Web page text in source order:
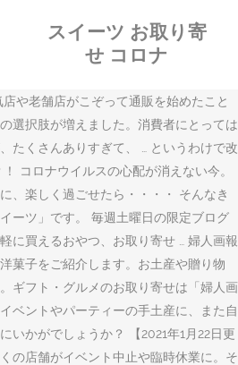
スイーツ お取り寄
せ コロナ
や老舗店がこぞって通販を始めたこと
選択肢が増えました。消費者にとっては
たくさんありすぎて、 … というわけで改
コロナウイルスの心配が消えない今。
、楽しく過ごせたら・・・・ そんなき
ーツ」です。 毎週土曜日の限定ブログ
に買えるおやつ、お取り寄せ … 婦人画報
菓子をご紹介します。お土産や贈り物
ギフト・グルメのお取り寄せは「婦人画
ベントやパーティーの手土産に、また自
いかがでしょうか？ 【2021年1月22日更
の店舗がイベント中止や臨時休業に。そ